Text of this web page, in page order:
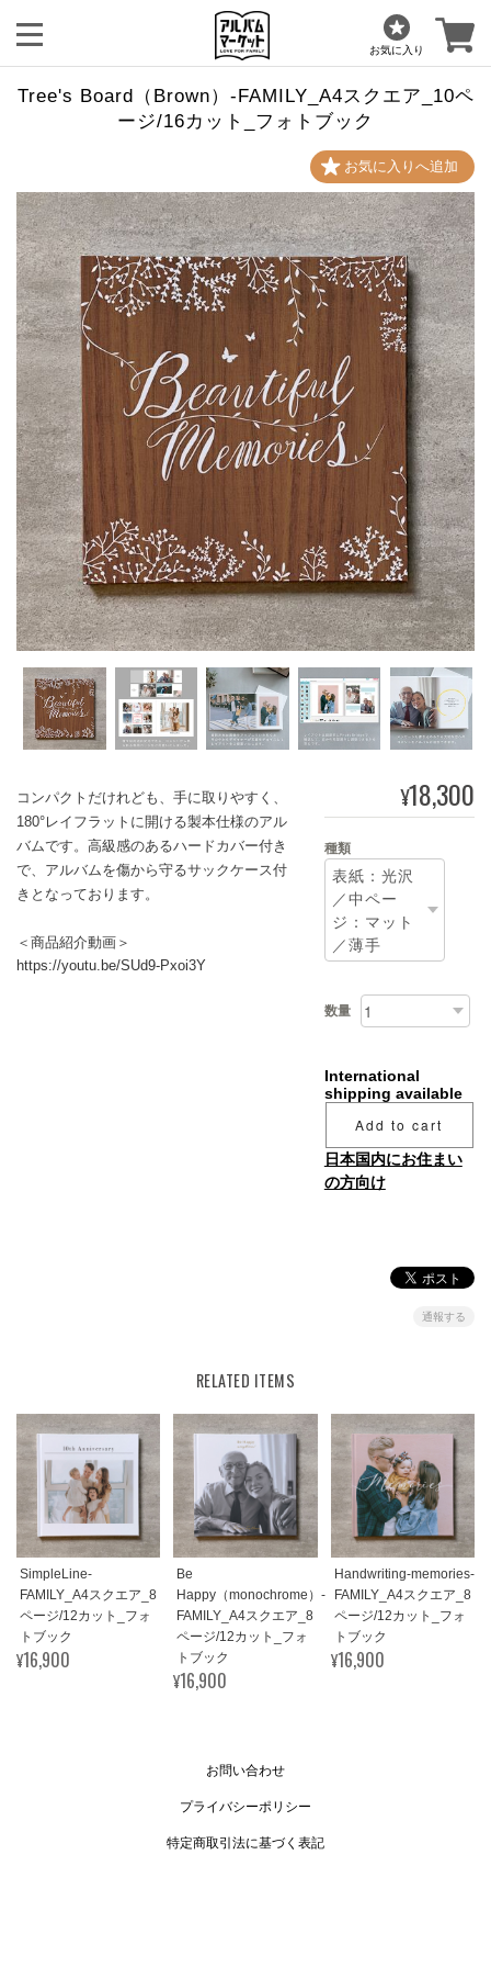
お気に入り
Tree's Board（Brown）-FAMILY_A4スクエア_10ペ
ージ/16カット_フォトブック
コンパクトだけれども、手に取りやすく、
180°レイフラットに開ける製本仕様のアル
バムです。高級感のあるハードカバー付き
で、アルバムを傷から守るサックケース付
きとなっております。
＜商品紹介動画＞
https://youtu.be/SUd9-Pxoi3Y
¥18,300
種類
数量
International
shipping available
Add to cart
日本国内にお住まい
の方向け
通報する
RELATED ITEMS
SimpleLine-
FAMILY_A4スクエア_8
ページ/12カット_フォ
トブック
¥16,900
Be
Happy（monochrome）-
FAMILY_A4スクエア_8
ページ/12カット_フォ
トブック
¥16,900
Handwriting-memories-
FAMILY_A4スクエア_8
ページ/12カット_フォ
トブック
¥16,900
お問い合わせ
プライバシーポリシー
特定商取引法に基づく表記